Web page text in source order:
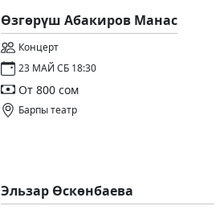
Өзгөрүш Абакиров Манас
Концерт
23 МАЙ СБ 18:30
От 800 сом
Барпы театр
Эльзар Өскөнбаева